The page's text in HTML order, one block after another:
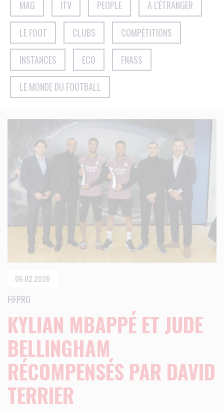
MAG ITV PEOPLE A L'ÉTRANGER
LE FOOT CLUBS COMPÉTITIONS
INSTANCES ECO FNASS
LE MONDE DU FOOTBALL
06.02.2026
FIFPRO
KYLIAN MBAPPÉ ET JUDE
BELLINGHAM
RÉCOMPENSÉS PAR DAVID
TERRIER